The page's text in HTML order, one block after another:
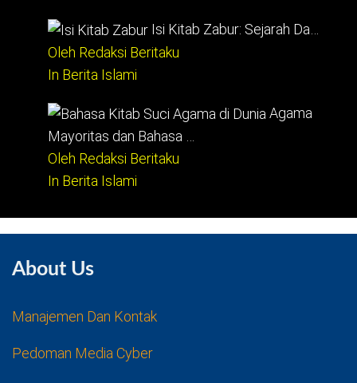
Isi Kitab Zabur: Sejarah Da…
Oleh Redaksi Beritaku
In Berita Islami
Agama
Mayoritas dan Bahasa …
Oleh Redaksi Beritaku
In Berita Islami
About Us
Manajemen Dan Kontak
Pedoman Media Cyber